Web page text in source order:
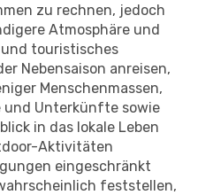
zu rechnen, jedoch
Atmosphäre und
touristisches
Nebensaison anreisen,
Menschenmassen,
und Unterkünfte sowie
in das lokale Leben
Aktivitäten
eingeschränkt
feststellen,